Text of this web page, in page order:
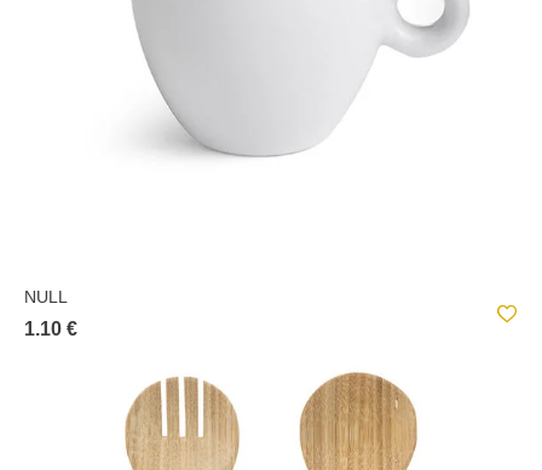
NULL
1.10 €